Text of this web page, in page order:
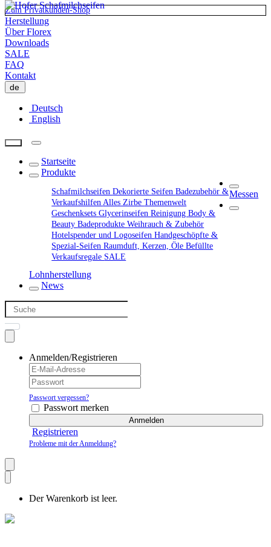
Zum Privatkunden-Shop
Herstellung
Über Florex
Downloads
SALE
FAQ
Kontakt
de
Deutsch
English
Startseite
Produkte
SchafmilchseifenDekorierte SeifenBadezubehör &
Verkaufshilfen Alles ZirbeThemenwelt
GeschenksetsGlycerinseifenReinigungBody &
BeautyBadeprodukteWeihrauch & Zubehör
Hotelspender und LogoseifenHandgeschöpfte &
Spezial-SeifenRaumduft, Kerzen, ÖleBefüllte
Verkaufsregale SALE
Messen
Lohnherstellung
News
Anmelden/Registrieren
Passwort vergessen?
Passwort merken
Anmelden
Registrieren
Probleme mit der Anmeldung?
Der Warenkorb ist leer.